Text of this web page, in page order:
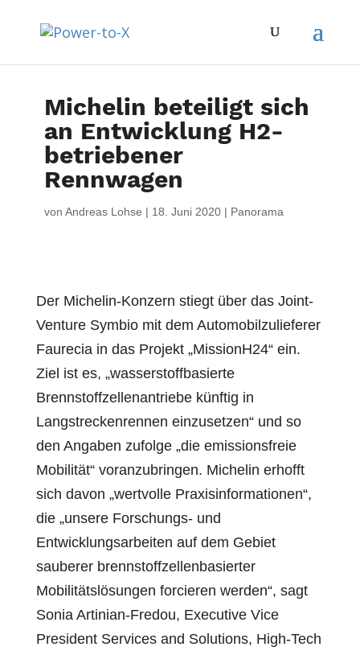
Michelin beteiligt sich
an Entwicklung H2-
betriebener
Rennwagen
von Andreas Lohse | 18. Juni 2020| Panorama
Der Michelin-Konzern stiegt über das Joint-
Venture Symbio mit dem Automobilzulieferer
Faurecia in das Projekt „MissionH24“ ein.
Ziel ist es, „wasserstoffbasierte
Brennstoffzellenantriebe künftig in
Langstreckenrennen einzusetzen“ und so
den Angaben zufolge „die emissionsfreie
Mobilität“ voranzubringen. Michelin erhofft
sich davon „wertvolle Praxisinformationen“,
die „unsere Forschungs- und
Entwicklungsarbeiten auf dem Gebiet
sauberer brennstoffzellenbasierter
Mobilitätslösungen forcieren werden“, sagt
Sonia Artinian-Fredou, Executive Vice
President Services and Solutions, High-Tech